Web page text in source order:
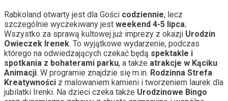
Rabkoland otwarty jest dla Gości codziennie, lecz
szczególnie wyczekiwany jest weekend 4-5 lipca.
Wszystko za sprawą kultowej już imprezy z okazji Urodzin
Owieczek Irenek. To wyjątkowe wydarzenie, podczas
którego na odwiedzających czekać będą spektakle i
spotkania z bohaterami parku, a także atrakcje w Kąciku
Animacji. W programie znajdzie się m.in. Rodzinna Strefa
Kreatywności z malowaniem kamieni i tworzeniem laurek dla
jubilatki Irenki. Na dzieci czeka także Urodzinowe Bingo